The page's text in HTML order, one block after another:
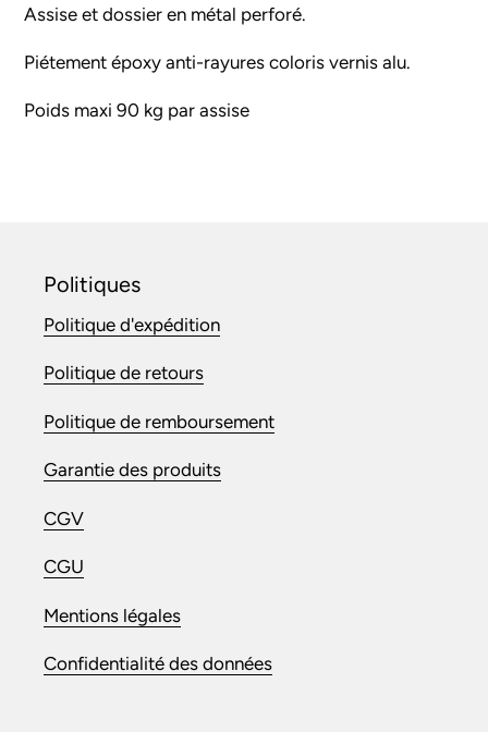
à
panier
Assise et dossier en métal perforé.
Piétement époxy anti-rayures coloris vernis alu.
Poids maxi 90 kg par assise
Politiques
Politique d'expédition
Politique de retours
Politique de remboursement
Garantie des produits
CGV
CGU
Mentions légales
Confidentialité des données